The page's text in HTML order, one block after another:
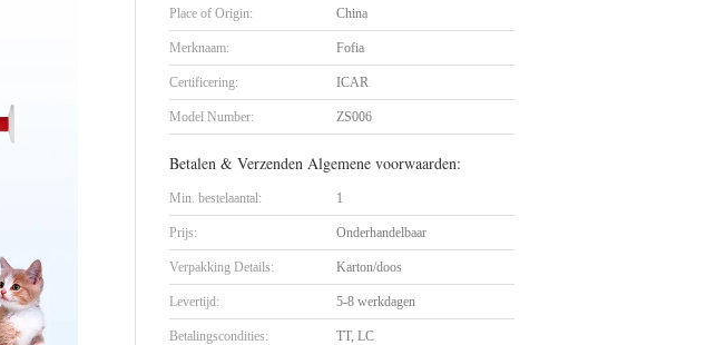
Place of Origin: China
Merknaam: Fofia
Certificering: ICAR
Model Number: ZS006
Betalen & Verzenden Algemene voorwaarden:
Min. bestelaantal: 1
Prijs: Onderhandelbaar
Verpakking Details: Karton/doos
Levertijd: 5-8 werkdagen
Betalingscondities: TT, LC